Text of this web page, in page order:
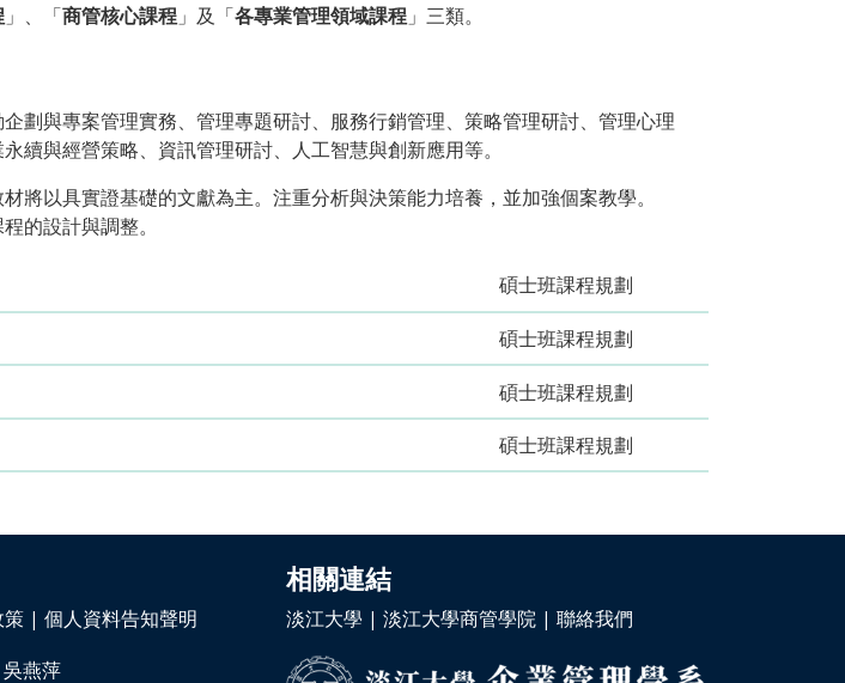
」、「商管核心課程 」及「各專業管理領域課程 」三類。
劃與專案管理實務、管理專題研討、服務行銷管理、策略管理研討、管理心理
續與經營策略、資訊管理研討、人工智慧與創新應用等。
以具實證基礎的文獻為主。注重分析與決策能力培養，並加強個案教學。
的設計與調整。
碩士班課程規劃
碩士班課程規劃
碩士班課程規劃
碩士班課程規劃
策 | 個人資料告知聲明
燕萍
相關連結
淡江大學 | 淡江大學商管學院 | 聯絡我們